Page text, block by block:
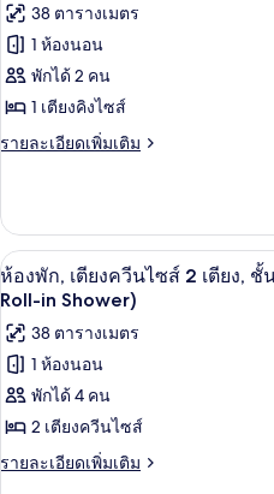
บุหรี่,
ระเบียง
(Mobility
Accessible,
Roll-
Shower)
คิง
ไซส์
เตียง,
ปลอด
ระเบียง
in
Shower)
ทั้งหมด
ของ
ห้อง
พัก,
เตียง
ไซส์
1
เตียง,
ปลอด
บุหรี่,
ระเบียง
(Mobility
Accessible,
Roll-
38 ตารางเมตร
1 ห้องนอน
พักได้ 2 คน
1 เตียงคิงไซส์
รายละเอียดเพิ่มเติม
ราย
เกี่ยว
กับ
ห้อง
พัก,
คิง
ไซส์
เตียง,
ปลอด
ระเบียง
เปิด
ภาพถ่าย
ทั้งหมด
ของ
ห้อง
พัก,
เตียง
4
ห้องพัก, เตียงควีนไซส์ 2 เตียง,
Roll-in Shower)
38 ตารางเมตร
1 ห้องนอน
พักได้ 4 คน
2 เตียงควีนไซส์
รายละเอียดเพิ่มเติม
ราย